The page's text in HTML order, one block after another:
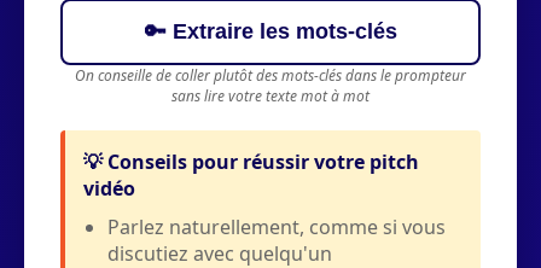
🔑 Extraire les mots-clés
On conseille de coller plutôt des mots-clés dans le prompteur
sans lire votre texte mot à mot
💡 Conseils pour réussir votre pitch
vidéo
Parlez naturellement, comme si vous
discutiez avec quelqu'un